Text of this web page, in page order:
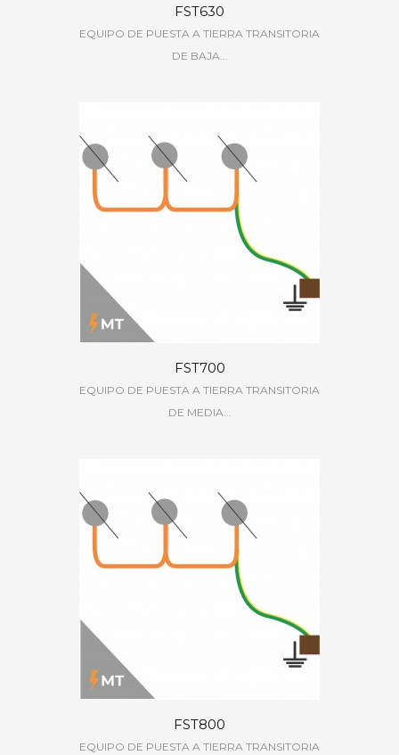
FST630
EQUIPO DE PUESTA A TIERRA TRANSITORIA
DE BAJA...
FST700
EQUIPO DE PUESTA A TIERRA TRANSITORIA
DE MEDIA...
FST800
EQUIPO DE PUESTA A TIERRA TRANSITORIA